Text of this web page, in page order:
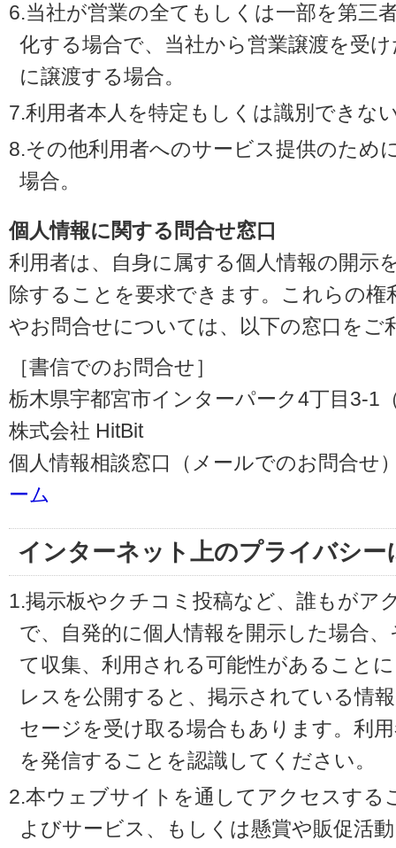
6.当社が営業の全てもしくは一部を第三
化する場合で、当社から営業譲渡を受
に譲渡する場合。
7.利用者本人を特定もしくは識別できな
8.その他利用者へのサービス提供のため
場合。
個人情報に関する問合せ窓口
利用者は、自身に属する個人情報の開示
除することを要求できます。これらの権
やお問合せについては、以下の窓口をご
［書信でのお問合せ］
栃木県宇都宮市インターパーク4丁目3-1
株式会社 HitBit
個人情報相談窓口（メールでのお問合せ
ーム
インターネット上のプライバシー
1.掲示板やクチコミ投稿など、誰もがア
で、自発的に個人情報を開示した場合
て収集、利用される可能性があること
レスを公開すると、掲示されている情
セージを受け取る場合もあります。利
を発信することを認識してください。
2.本ウェブサイトを通してアクセスする
よびサービス、もしくは懸賞や販促活